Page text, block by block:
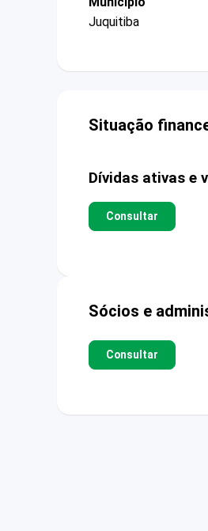
Juquitiba
Situação
Dívidas ativas e
Consultar
Sócios e
Consultar